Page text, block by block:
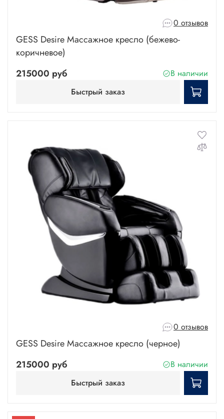
0 отзывов
GESS Desire Массажное кресло (бежево-
коричневое)
215000 руб
В наличии
Быстрый заказ
0 отзывов
GESS Desire Массажное кресло (черное)
215000 руб
В наличии
Быстрый заказ